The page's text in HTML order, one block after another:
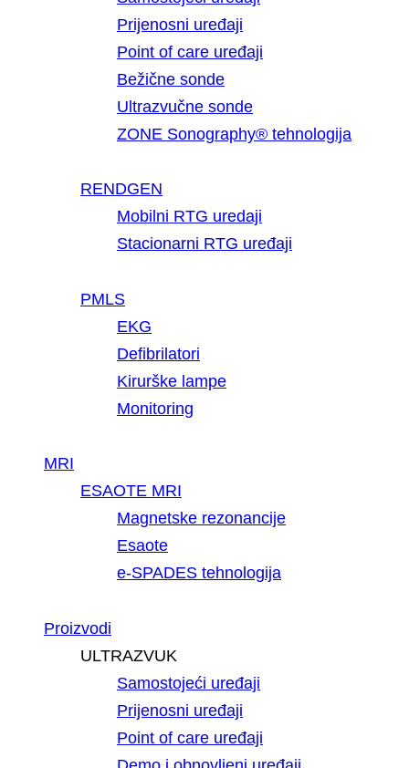
Prijenosni uređaji
Point of care uređaji
Bežične sonde
Ultrazvučne sonde
ZONE Sonography® tehnologija
RENDGEN
Mobilni RTG uredaji
Stacionarni RTG uređaji
PMLS
EKG
Defibrilatori
Kirurške lampe
Monitoring
MRI
ESAOTE MRI
Magnetske rezonancije
Esaote
e-SPADES tehnologija
Proizvodi
ULTRAZVUK
Samostojeći uređaji
Prijenosni uređaji
Point of care uređaji